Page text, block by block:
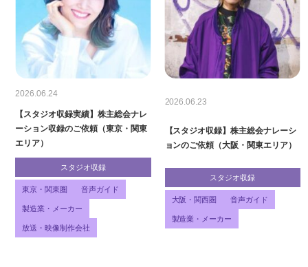
2026.06.24
【スタジオ収録実績】株主総会ナレ
ーション収録のご依頼（東京・関東
エリア）
スタジオ収録
東京・関東圏 音声ガイド
製造業・メーカー
放送・映像制作会社
2026.06.23
【スタジオ収録】株主総会ナレーシ
ョンのご依頼（大阪・関東エリア）
スタジオ収録
大阪・関西圏 音声ガイド
製造業・メーカー